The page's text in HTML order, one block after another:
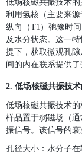
低场核磁共振技术
利用氢核（主要来
纵向（T1）弛豫时
及水分状态。这一
提下，获取微观孔
间的内在联系提供了
2. 低场核磁共振技
低场核磁共振技术
样品置于弱磁场（
振信号。该信号的
孔径大小 ：水分子